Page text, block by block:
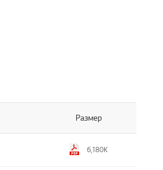
Размер
6,180K